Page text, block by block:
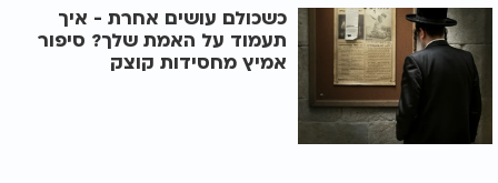
כשכולם עושים אחרת - איך
תעמוד על האמת שלך? סיפור
אמיץ מחסידות קוצק